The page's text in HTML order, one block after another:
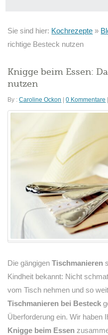
Sie sind hier: Kochrezepte »
richtige Besteck nutzen
Knigge beim Essen:
nutzen
By :Caroline Ockon 0 Kommentare
Die gängigenTischmanieren
Kindheit bekannt: Nicht
vom Tisch nehmen und so
Tischmanieren bei Besteck
Überforderung ein. Wir haben
Knigge beim Essen